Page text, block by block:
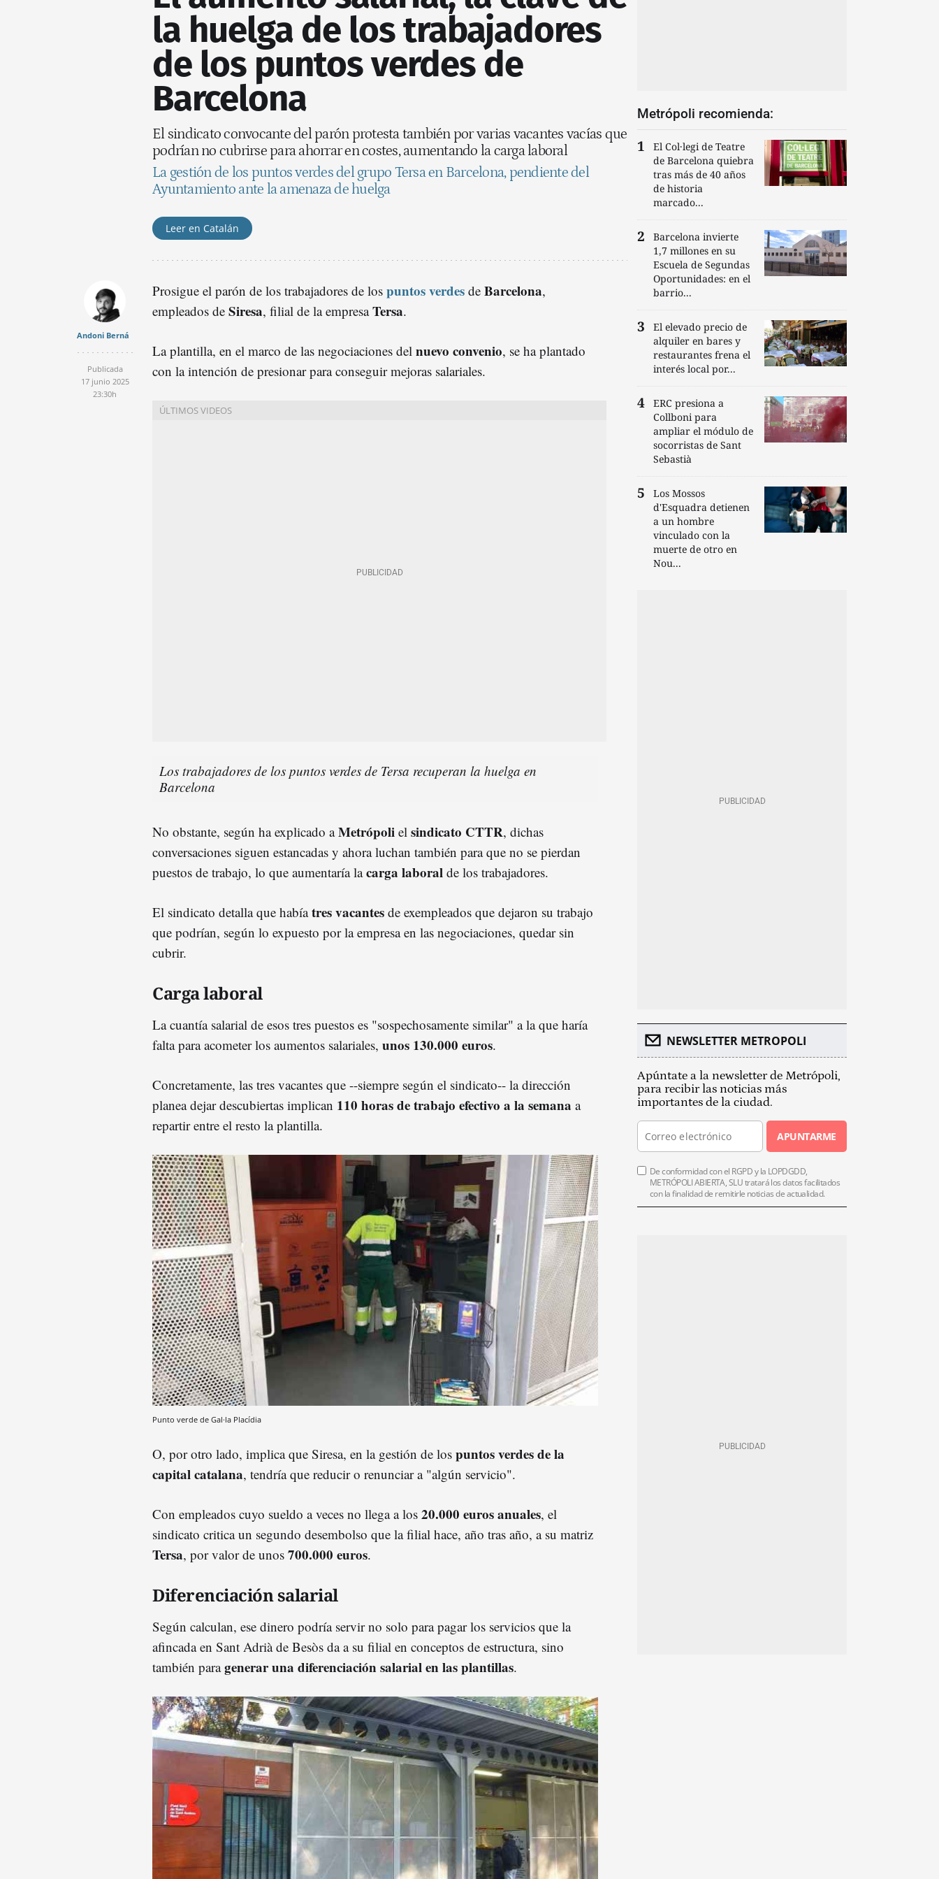
la huelga de los trabajadores
de los puntos verdes de
Barcelona
El sindicato convocante del parón protesta también por varias vacantes vacías que
podrían no cubrirse para ahorrar en costes, aumentando la carga laboral
La gestión de los puntos verdes del grupo Tersa en Barcelona, pendiente del
Ayuntamiento ante la amenaza de huelga
Leer en Catalán
Andoni Berná
Publicada
17 junio 2025
23:30h
Prosigue el parón de los trabajadores de los puntos verdes de Barcelona,
empleados de Siresa, filial de la empresaTersa.
La plantilla, en el marco de las negociaciones del nuevo convenio, se ha plantado
con la intención de presionar para conseguir mejoras salariales.
Los trabajadores de los puntos verdes de Tersa recuperan la huelga en
Barcelona
No obstante, según ha explicado aMetrópoli el sindicato CTTR, dichas
conversaciones siguen estancadas y ahora luchan también para que no se pierdan
puestos de trabajo, lo que aumentaría lacarga laboral de los trabajadores.
El sindicato detalla que habíatres vacantes de exempleados que dejaron su trabajo
que podrían, según lo expuesto por la empresa en las negociaciones, quedar sin
cubrir.
Carga laboral
La cuantía salarial de esos tres puestos es "sospechosamente similar" a la que haría
falta para acometer los aumentos salariales, unos 130.000 euros.
Concretamente, las tres vacantes que --siempre según el sindicato-- la dirección
planea dejar descubiertas implican 110 horas de trabajo efectivo a la semana a
repartir entre el resto la plantilla.
Punto verde de Gal·la Placídia
O, por otro lado, implica que Siresa, en la gestión de los puntos verdes de la
capital catalana, tendría que reducir o renunciar a "algún servicio".
Con empleados cuyo sueldo a veces no llega a los 20.000 euros anuales, el
sindicato critica un segundo desembolso que la filial hace, año tras año, a su matriz
Tersa, por valor de unos 700.000 euros.
Diferenciación salarial
Según calculan, ese dinero podría servir no solo para pagar los servicios que la
afincada en Sant Adrià de Besòs da a su filial en conceptos de estructura, sino
también paragenerar una diferenciación salarial en las plantillas.
Metrópoli recomienda:
El Col·legi de Teatre
de Barcelona quiebra
tras más de 40 años
de historia
marcado...
Barcelona invierte
1,7 millones en su
Escuela de Segundas
Oportunidades: en el
barrio...
El elevado precio de
alquiler en bares y
restaurantes frena el
interés local por...
ERC presiona a
Collboni para
ampliar el módulo de
socorristas de Sant
Sebastià
Los Mossos
d'Esquadra detienen
a un hombre
vinculado con la
muerte de otro en
Nou...
NEWSLETTER METROPOLI
Apúntate a la newsletter de Metrópoli,
para recibir las noticias más
importantes de la ciudad.
APUNTARME
De conformidad con el RGPD y la LOPDGDD,
METRÓPOLI ABIERTA, SLU tratará los datos facilitados
con la finalidad de remitirle noticias de actualidad.